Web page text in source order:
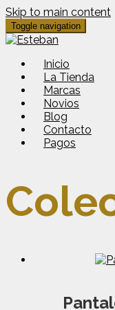
Skip to main content
Toggle navigation
Inicio
La Tienda
Marcas
Novios
Blog
Contacto
Pagos